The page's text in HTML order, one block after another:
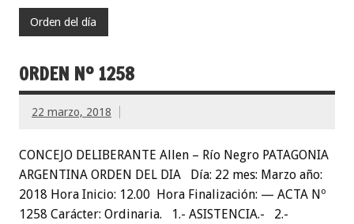
Orden del día
ORDEN Nº 1258
22 marzo, 2018
CONCEJO DELIBERANTE Allen – Río Negro PATAGONIA
ARGENTINA ORDEN DEL DIA Día: 22 mes: Marzo año:
2018 Hora Inicio: 12.00 Hora Finalización: — ACTA Nº
1258 Carácter: Ordinaria. 1.- ASISTENCIA.- 2.-